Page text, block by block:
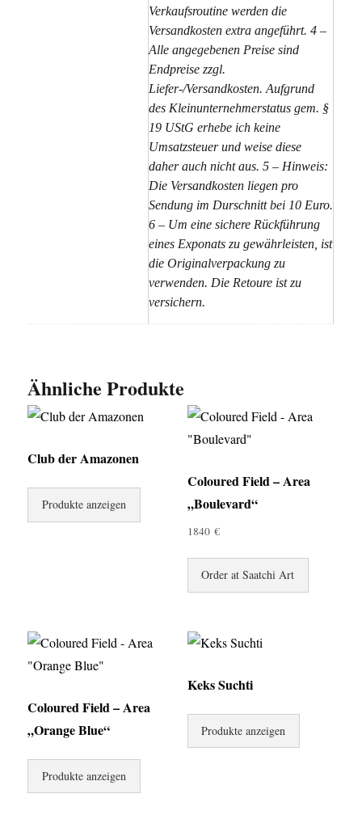
Verkaufsroutine werden die
Versandkosten extra angeführt. 4 –
Alle angegebenen Preise sind
Endpreise zzgl.
Liefer-/Versandkosten. Aufgrund
des Kleinunternehmerstatus gem. §
19 UStG erhebe ich keine
Umsatzsteuer und weise diese
daher auch nicht aus. 5 – Hinweis:
Die Versandkosten liegen pro
Sendung im Durschnitt bei 10 Euro.
6 – Um eine sichere Rückführung
eines Exponats zu gewährleisten, ist
die Originalverpackung zu
verwenden. Die Retoure ist zu
versichern.
Ähnliche Produkte
Club der Amazonen
Produkte anzeigen
Coloured Field – Area
„Boulevard“
1840 €
Order at Saatchi Art
Coloured Field – Area
„Orange Blue“
Produkte anzeigen
Keks Suchti
Produkte anzeigen